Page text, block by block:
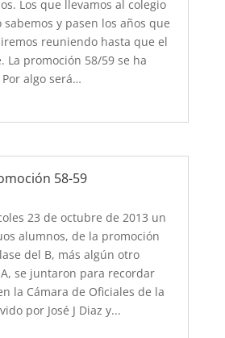
Los que llevamos al colegio
y pasen los años que
reuniendo hasta que el
La promoción 58/59 se ha
algo será…
58-59
23 de octubre de 2013 un
alumnos, de la promoción
del B, más algún otro
se juntaron para recordar
la Cámara de Oficiales de la
por José J Diaz y...